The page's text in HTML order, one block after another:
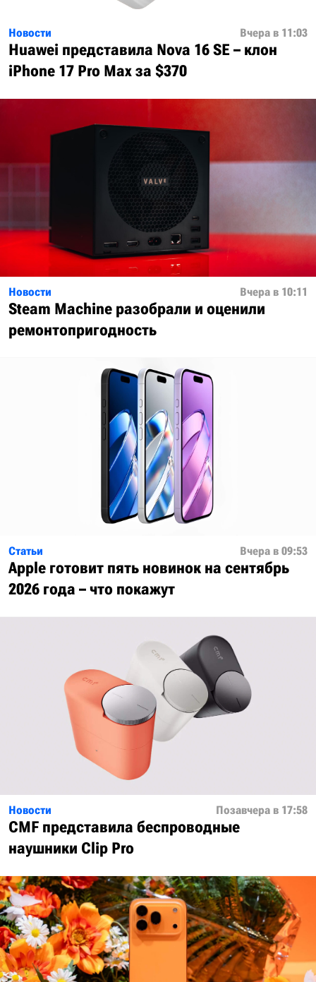
Новости Вчера в 11:03
Huawei представила Nova 16 SE – клон
iPhone 17 Pro Max за $370
Новости Вчера в 10:11
Steam Machine разобрали и оценили
ремонтопригодность
Статьи Вчера в 09:53
Apple готовит пять новинок на сентябрь
2026 года – что покажут
Новости Позавчера в 17:58
CMF представила беспроводные
наушники Clip Pro